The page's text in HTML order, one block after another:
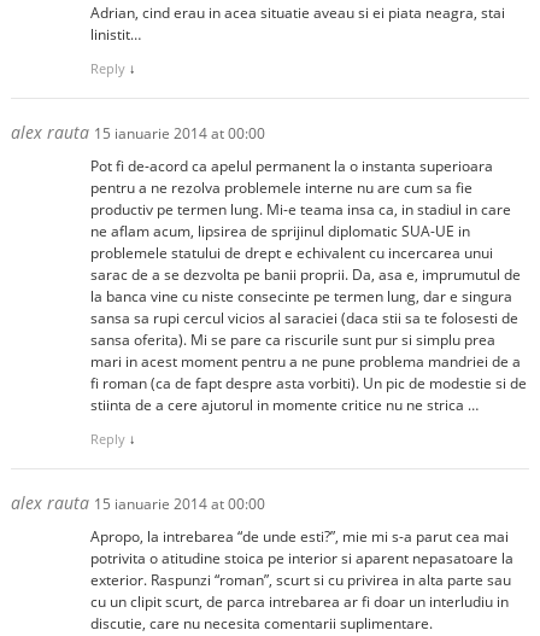
Adrian, cind erau in acea situatie aveau si ei piata neagra, stai
linistit…
Reply ↓
alex rauta 15 ianuarie 2014 at 00:00
Pot fi de-acord ca apelul permanent la o instanta superioara
pentru a ne rezolva problemele interne nu are cum sa fie
productiv pe termen lung. Mi-e teama insa ca, in stadiul in care
ne aflam acum, lipsirea de sprijinul diplomatic SUA-UE in
problemele statului de drept e echivalent cu incercarea unui
sarac de a se dezvolta pe banii proprii. Da, asa e, imprumutul de
la banca vine cu niste consecinte pe termen lung, dar e singura
sansa sa rupi cercul vicios al saraciei (daca stii sa te folosesti de
sansa oferita). Mi se pare ca riscurile sunt pur si simplu prea
mari in acest moment pentru a ne pune problema mandriei de a
fi roman (ca de fapt despre asta vorbiti). Un pic de modestie si de
stiinta de a cere ajutorul in momente critice nu ne strica …
Reply ↓
alex rauta 15 ianuarie 2014 at 00:00
Apropo, la intrebarea “de unde esti?”, mie mi s-a parut cea mai
potrivita o atitudine stoica pe interior si aparent nepasatoare la
exterior. Raspunzi “roman”, scurt si cu privirea in alta parte sau
cu un clipit scurt, de parca intrebarea ar fi doar un interludiu in
discutie, care nu necesita comentarii suplimentare.